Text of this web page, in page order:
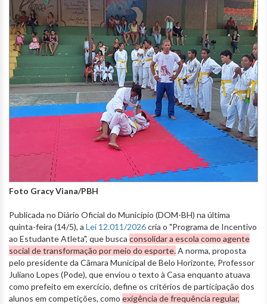
Foto Gracy Viana/PBH
Publicada no Diário Oficial do Município (DOM-BH) na última
quinta-feira (14/5), a Lei 12.011/2026cria o "Programa de Incentivo
ao Estudante Atleta", que busca consolidar a escola como agente
social de transformação por meio do esporte.A norma, proposta
pelo presidente da Câmara Municipal de Belo Horizonte, Professor
Juliano Lopes (Pode), que enviou o texto à Casa enquanto atuava
como prefeito em exercício, define os critérios de participação dos
alunos em competições, como exigência de frequência regular,